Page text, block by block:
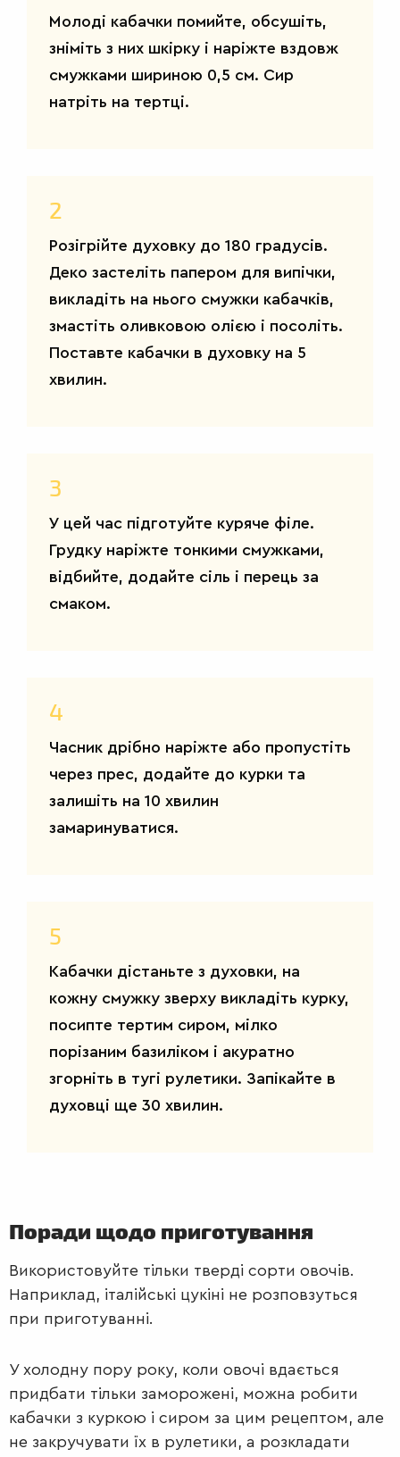
САЛАТИ
Молоді кабачки помийте, обсушіть,
зніміть з них шкірку і наріжте вздовж
смужками шириною 0,5 см. Сир
натріть на тертці.
2
Розігрійте духовку до 180 градусів.
Деко застеліть папером для випічки,
викладіть на нього смужки кабачків,
змастіть оливковою олією і посоліть.
Поставте кабачки в духовку на 5
хвилин.
3
У цей час підготуйте куряче філе.
Грудку наріжте тонкими смужками,
відбийте, додайте сіль і перець за
смаком.
4
Часник дрібно наріжте або пропустіть
через прес, додайте до курки та
залишіть на 10 хвилин
замаринуватися.
5
Кабачки дістаньте з духовки, на
кожну смужку зверху викладіть курку,
посипте тертим сиром, мілко
порізаним базиліком і акуратно
згорніть в тугі рулетики. Запікайте в
духовці ще 30 хвилин.
Поради щодо приготування
Використовуйте тільки тверді сорти овочів.
Наприклад, італійські цукіні не розповзуться
при приготуванні.
У холодну пору року, коли овочі вдається
придбати тільки заморожені, можна робити
кабачки з куркою і сиром за цим рецептом, але
не закручувати їх в рулетики, а розкладати